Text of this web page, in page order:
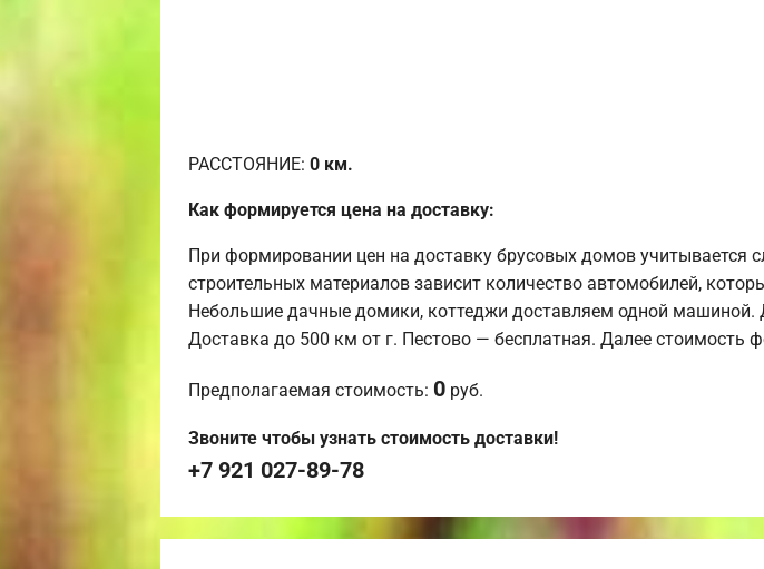
РАССТОЯНИЕ: 0 км.
Как формируется цена на доставку:
При формировании цен на доставку брусовых домов учитывается
строительных материалов зависит количество автомобилей,
Небольшие дачные домики, коттеджи доставляем одной
Доставка до 500 км от г. Пестово — бесплатная. Далее стоимость
Предполагаемая стоимость: 0 руб.
Звоните чтобы узнать стоимость доставки!
+7 921 027-89-78